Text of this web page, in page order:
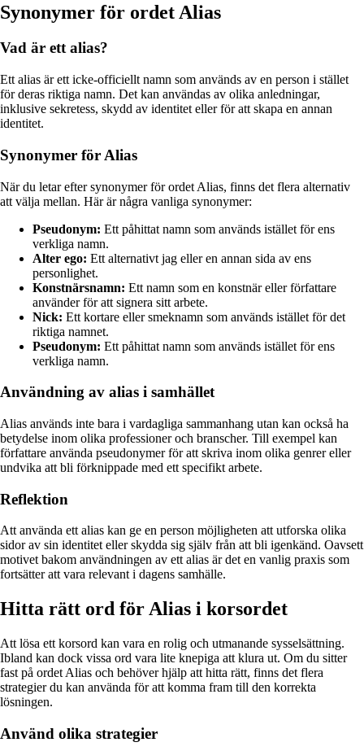
Synonymer för ordet Alias
Vad är ett alias?
Ett alias är ett icke-officiellt namn som används av en person i stället
för deras riktiga namn. Det kan användas av olika anledningar,
inklusive sekretess, skydd av identitet eller för att skapa en annan
identitet.
Synonymer för Alias
När du letar efter synonymer för ordet Alias, finns det flera alternativ
att välja mellan. Här är några vanliga synonymer:
Pseudonym: Ett påhittat namn som används istället för ens
verkliga namn.
Alter ego: Ett alternativt jag eller en annan sida av ens
personlighet.
Konstnärsnamn: Ett namn som en konstnär eller författare
använder för att signera sitt arbete.
Nick: Ett kortare eller smeknamn som används istället för det
riktiga namnet.
Pseudonym: Ett påhittat namn som används istället för ens
verkliga namn.
Användning av alias i samhället
Alias används inte bara i vardagliga sammanhang utan kan också ha
betydelse inom olika professioner och branscher. Till exempel kan
författare använda pseudonymer för att skriva inom olika genrer eller
undvika att bli förknippade med ett specifikt arbete.
Reflektion
Att använda ett alias kan ge en person möjligheten att utforska olika
sidor av sin identitet eller skydda sig själv från att bli igenkänd. Oavsett
motivet bakom användningen av ett alias är det en vanlig praxis som
fortsätter att vara relevant i dagens samhälle.
Hitta rätt ord för Alias i korsordet
Att lösa ett korsord kan vara en rolig och utmanande sysselsättning.
Ibland kan dock vissa ord vara lite knepiga att klura ut. Om du sitter
fast på ordet Alias och behöver hjälp att hitta rätt, finns det flera
strategier du kan använda för att komma fram till den korrekta
lösningen.
Använd olika strategier